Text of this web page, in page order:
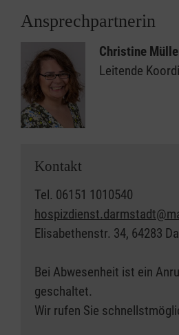
Ansprechpartnerin
Christine
Leitende
Kontakt
Tel. 06151 1010540
Elisabethenstr. 34, 64283
Bei Abwesenheit ist ein
geschaltet.
Wir rufen Sie